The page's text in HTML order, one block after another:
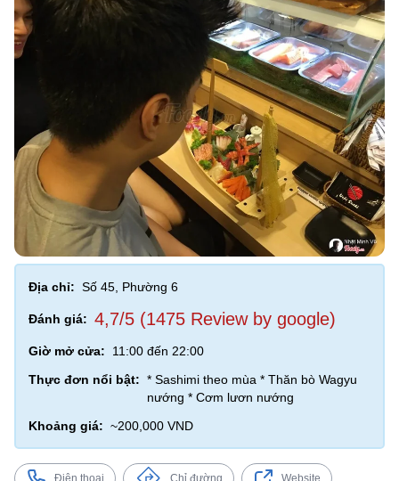
Địa chỉ: Số 45, Phường 6
Đánh giá: 4,7/5 (1475 Review by google)
Giờ mở cửa:
11:00 đến 22:00
Thực đơn nổi bật: * Sashimi theo mùa * Thăn bò Wagyu
nướng * Cơm lươn nướng
Khoảng giá: ~200,000 VND
Điện thoại Chỉ đường Website